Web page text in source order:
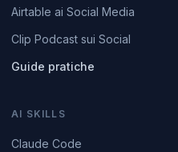
Airtable ai Social Media
Clip Podcast sui Social
Guide pratiche
AI SKILLS
Claude Code